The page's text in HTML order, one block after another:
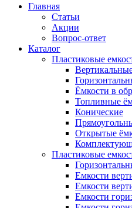
Главная
Статьи
Акции
Вопрос-ответ
Каталог
Пластиковые
Ёмкости в
Топливные
Конические
Открытые
Пластиковые
Емкости
Емкости
Емкости